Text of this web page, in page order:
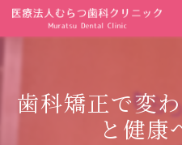
歯科矯正で変
と健康